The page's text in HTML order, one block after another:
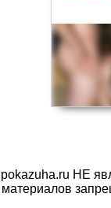
pokazuha.ru НЕ
материалов